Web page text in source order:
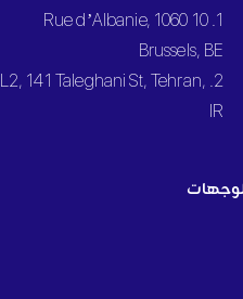
1. 10 Rue d’Albanie, 1060
Brussels, BE
2. L2, 141 Taleghani St, Tehran,
IR